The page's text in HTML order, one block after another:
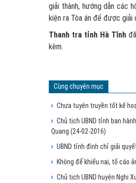
giải thành, hướng dẫn các
kiện ra Tòa án để được giải
Thanh tra tỉnh Hà Tĩnh
kèm.
Cùng chuyên mục
Chưa tuyên truyền tốt kế
Chủ tịch UBND tỉnh ban
Quang (24-02-2016)
UBND tỉnh đình chỉ giải
Không để khiếu nại, tố cáo
Chủ tịch UBND huyện Nghi